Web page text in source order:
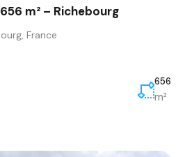
m² – Richebourg
France
656
m²